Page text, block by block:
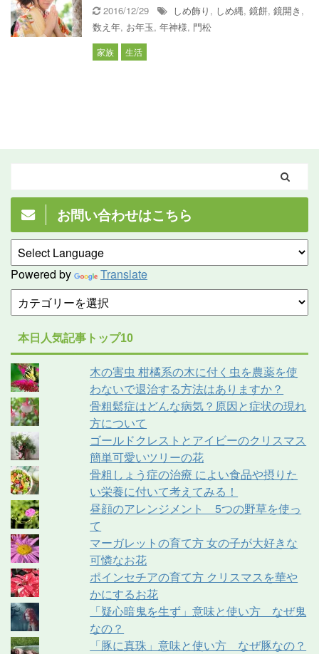
2016/12/29 しめ飾り , しめ縄, 鏡餅, 鏡開き ,
数え年, お年玉, 年神様, 門松
家族 生活
お問い合わせはこちら
Powered by Translate
本日人気記事トップ10
木の害虫 柑橘系の木に付く虫を農薬を使
わないで退治する方法はありますか？
骨粗鬆症はどんな病気？原因と症状の現れ
方について
ゴールドクレストとアイビーのクリスマス
簡単可愛いツリーの花
骨粗しょう症の治療 によい食品や摂りた
い栄養に付いて考えてみる！
昼顔のアレンジメント 5つの野草を使っ
て
マーガレットの育て方 女の子が大好きな
可憐なお花
ポインセチアの育て方 クリスマスを華や
かにするお花
「疑心暗鬼を生ず」意味と使い方 なぜ鬼
なの？
「豚に真珠」意味と使い方 なぜ豚なの？